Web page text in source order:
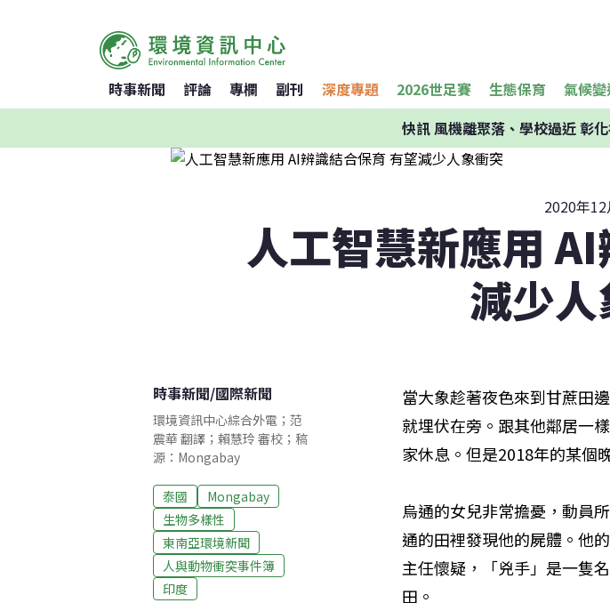
時事新聞 評論 專欄 副刊 深度專題 2026世足賽 生態保育 氣候
快訊風機離聚落、學校過近 彰
2020年
人工智慧新應用
減少
時事新聞/國際新聞
環境資訊中心綜合外電；范
震華 翻譯；賴慧玲 審校；稿
源：Mongabay
泰國
Mongabay
生物多樣性
東南亞環境新聞
人與動物衝突事件簿
印度
當大象趁著夜色來到甘蔗田
就埋伏在旁。跟其他鄰居一
家休息。但是2018年的某個
烏通的女兒非常擔憂，動員
通的田裡發現他的屍體。他
主任懷疑，「兇手」是一隻
田。